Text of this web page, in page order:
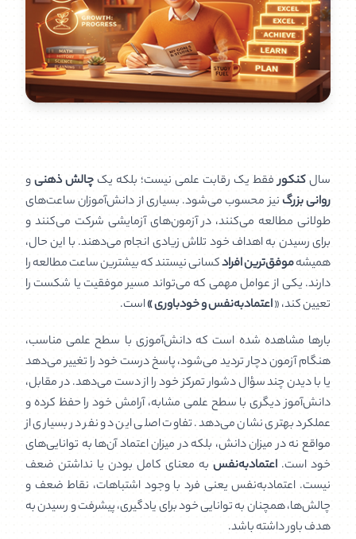
سالکنکورفقط یک رقابت علمی نیست؛ بلکه یک چالش ذهنیو
روانی بزرگ نیز محسوب می‌شود. بسیاری از دانش‌آموزان ساعت‌های
طولانی مطالعه می‌کنند، در آزمون‌های آزمایشی شرکت می‌کنند و
برای رسیدن به اهداف خود تلاش زیادی انجام می‌دهند. با این حال،
همیشهموفق‌ترین افرادکسانی نیستند که بیشترین ساعت مطالعه را
دارند. یکی از عوامل مهمی که می‌تواند مسیر موفقیت یا شکست را
تعیین کند، «اعتمادبه‌نفس و خودباوری »است.
بارها مشاهده شده است که دانش‌آموزی با سطح علمی مناسب،
هنگام آزمون دچار تردید می‌شود، پاسخ درست خود را تغییر می‌دهد
یا با دیدن چند سؤال دشوار تمرکز خود را از دست می‌دهد. در مقابل،
دانش‌آموز دیگری با سطح علمی مشابه، آرامش خود را حفظ کرده و
عملکرد بهتری نشان می‌دهد. تفاوت اصلی این دو نفر در بسیاری از
مواقع نه در میزان دانش، بلکه در میزان اعتماد آن‌ها به توانایی‌های
خود است. اعتمادبه‌نفس به معنای کامل بودن یا نداشتن ضعف
نیست. اعتمادبه‌نفس یعنی فرد با وجود اشتباهات، نقاط ضعف و
چالش‌ها، همچنان به توانایی خود برای یادگیری، پیشرفت و رسیدن به
هدف باور داشته باشد.